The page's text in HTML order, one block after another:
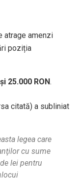
atrage amenzi
poziția
25.000 RON.
citată) a subliniat
legea care
cu sume
lei pentru